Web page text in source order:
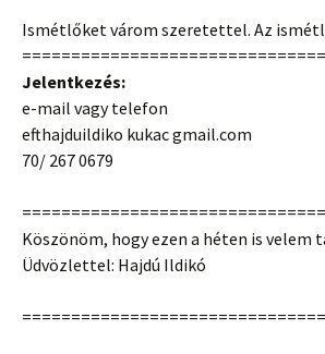
Ismétlőket várom szeretettel. Az
Jelentkezés:
e-mail vagy telefon
efthajduildiko kukac gmail.com
70/ 267 0679
Köszönöm, hogy ezen a héten is
Üdvözlettel: Hajdú Ildikó